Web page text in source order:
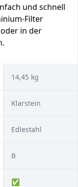
und schnell
Filter
in der
14,45 kg
Klarstein
Edlestahl
B
✅